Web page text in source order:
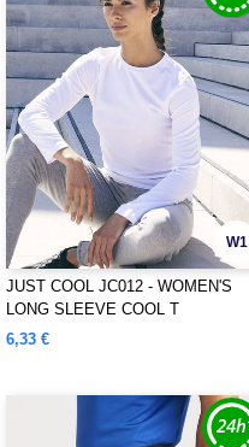
W1
JUST COOL JC012 - WOMEN'S
LONG SLEEVE COOL T
6,33 €